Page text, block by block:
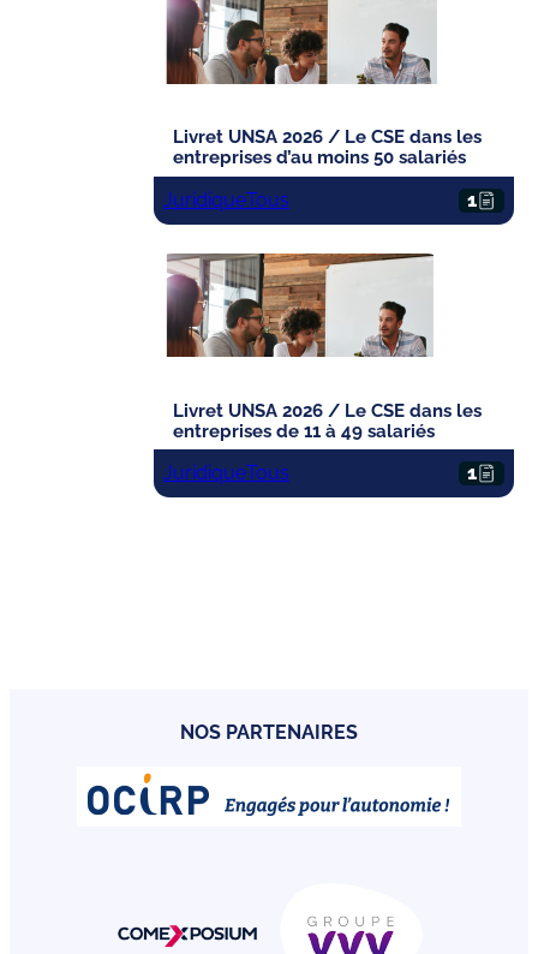
Livret UNSA 2026 / Le CSE dans les
entreprises d’au moins 50 salariés
JuridiqueTous 1
Livret UNSA 2026 / Le CSE dans les
entreprises de 11 à 49 salariés
JuridiqueTous 1
NOS PARTENAIRES